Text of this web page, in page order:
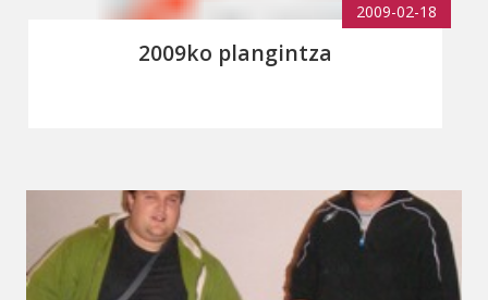
2009-02-18
2009ko plangintza